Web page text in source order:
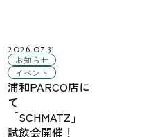
2026.07.31
お知らせ
イベント
浦和PARCO店に
て
「SCHMATZ」
試飲会開催！